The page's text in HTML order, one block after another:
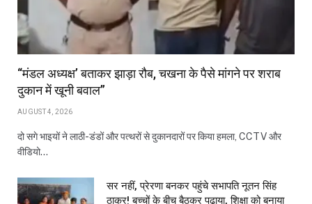
“मंडल अध्यक्ष’ बताकर झाड़ा रौब, चखना के पैसे मांगने पर शराब
दुकान में खूनी बवाल”
AUGUST 4, 2026
दो सगे भाइयों ने लाठी-डंडों और पत्थरों से दुकानदारों पर किया हमला, CCTV और
वीडियो…
सर नहीं, प्रेरणा बनकर पहुंचे सभापति नूतन सिंह
ठाकुर! बच्चों के बीच बैठकर पढ़ाया, शिक्षा को बनाया